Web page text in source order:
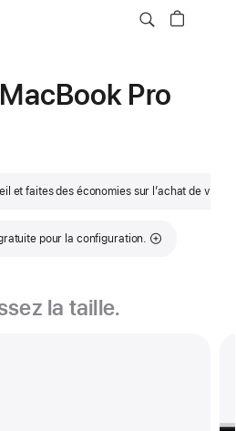
Pro
et faites des économies sur l’achat de votre
pour la configuration.
la taille.